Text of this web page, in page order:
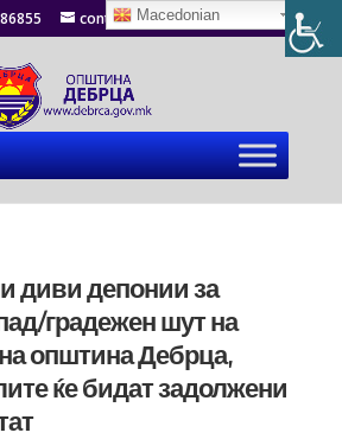
contact@debrca.gov.mk
диви депонии за
градежен шут на
општина Дебрца,
ќе бидат задолжени
Macedonian